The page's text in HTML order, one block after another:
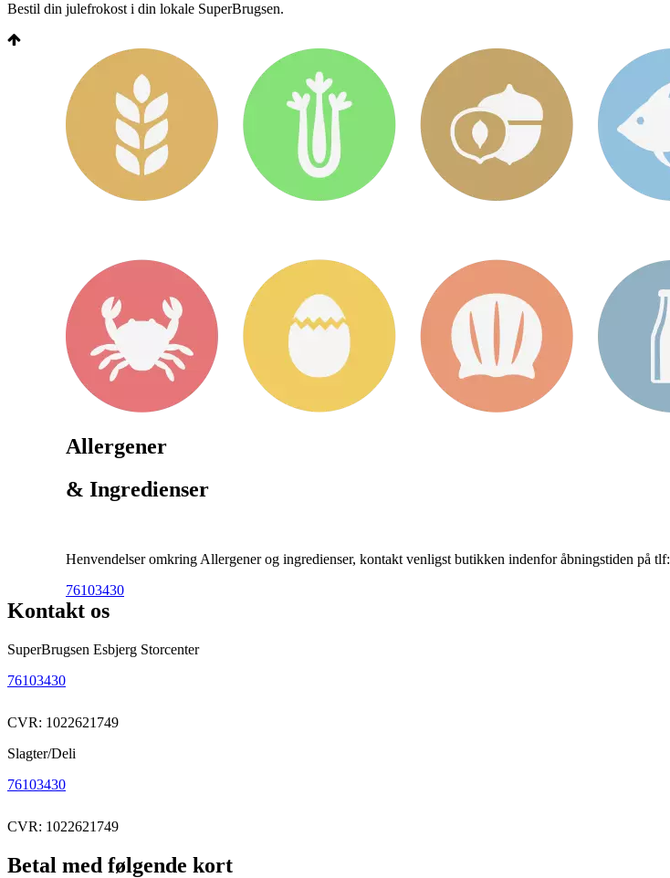
Bestil din julefrokost i din lokale SuperBrugsen.
Allergener
& Ingredienser
Henvendelser omkring Allergener og ingredienser, kontakt venligst butikken indenfor åbningstiden på tlf:
76103430
Kontakt os
SuperBrugsen Esbjerg Storcenter
76103430
CVR: 1022621749
Slagter/Deli
76103430
CVR: 1022621749
Betal med følgende kort